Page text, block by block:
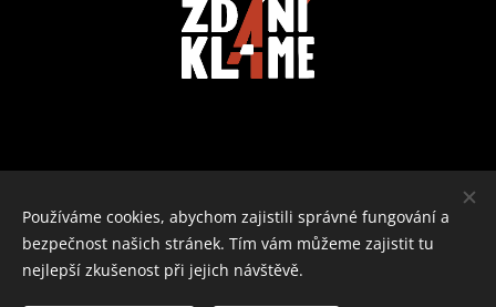
Používáme cookies, abychom zajistili správné fungování a
bezpečnost našich stránek. Tím vám můžeme zajistit tu
nejlepší zkušenost při jejich návštěvě.